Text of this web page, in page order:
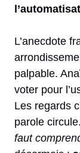
L’anecdote
palpable.
voter pour
Les regards
parole
faut